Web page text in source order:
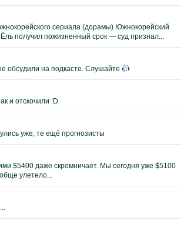
сериала (дорамы) Южнокорейский
получил пожизненный срок — суд признал...
обсудили на подкасте. Слушайте
и отскочили :D
уже; те ещё прогнозисты
$5400 даже скромничает. Мы сегодня уже $5100
улетело...